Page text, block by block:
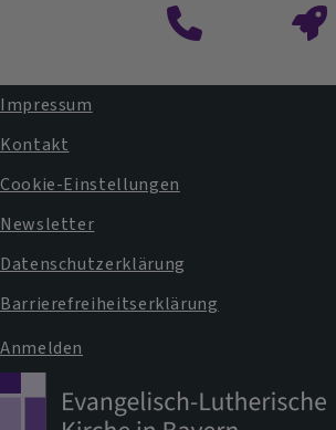
Fußbereichsmenü
Impressum
Kontakt
Cookie-Einstellungen
Newsletter
Datenschutzerklärung
Barrierefreiheitserklärung
Benutzermenü
Anmelden